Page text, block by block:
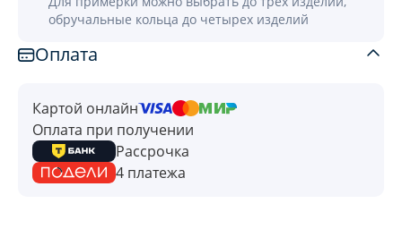
обручальные кольца до четырех изделий
Оплата
Картой онлайн
Оплата при получении
Рассрочка
4 платежа